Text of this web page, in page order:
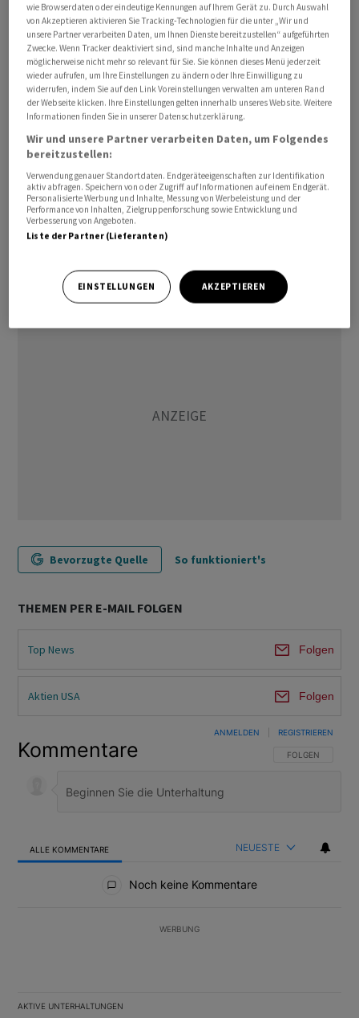
Die Papiere des New Yorker UnternehmensCorning
stiegen im frühen US-Handel um sieben Prozent.
Corningsoll über mehrere Jahre Glasfaserkabel und
dazugehörige Komponenten für ‌den Ausbau ⁠der
Rechenzentren vonAmazonin den USA liefern, wie die
beiden Firmen mitteilten.
Durch die Investition sollen 1000 neue Arbeitsplätze in
den Corning-Produktionsstätten im US-Bundesstaat
North Carolina geschaffen ⁠werden. Der Aktienkurs des
Unternehmens hat sich in diesem Jahr bereits mehr als
verdoppelt.
(Reuters)
Bevorzugte Quelle So funktioniert's
THEMEN PER E-MAIL FOLGEN
Top News Folgen
Aktien USA Folgen
Kommentare FOLGE DIESER
FOLGEN
ANMELDEN REGISTRIEREN
ALLE KOMMENTARE NEUESTE
Noch keine Kommentare
WERBUNG
AKTIVE UNTERHALTUNGEN
wie Browserdaten oder eindeutige Kennungen auf Ihrem Gerät zu. Durch Auswahl
von Akzeptieren aktivieren Sie Tracking-Technologien für die unter „Wir und
unsere Partner verarbeiten Daten, um Ihnen Dienste bereitzustellen“ aufgeführten
Zwecke. Wenn Tracker deaktiviert sind, sind manche Inhalte und Anzeigen
möglicherweise nicht mehr so relevant für Sie. Sie können dieses Menü jederzeit
wieder aufrufen, um Ihre Einstellungen zu ändern oder Ihre Einwilligung zu
widerrufen, indem Sie auf den Link Voreinstellungen verwalten am unteren Rand
der Webseite klicken. Ihre Einstellungen gelten innerhalb unseres Website. Weitere
Informationen finden Sie in unserer Datenschutzerklärung.
Wir und unsere Partner verarbeiten Daten, um Folgendes
bereitzustellen:
Verwendung genauer Standortdaten. Endgeräteeigenschaften zur Identifikation
aktiv abfragen. Speichern von oder Zugriff auf Informationen auf einem Endgerät.
Personalisierte Werbung und Inhalte, Messung von Werbeleistung und der
Performance von Inhalten, Zielgruppenforschung sowie Entwicklung und
Verbesserung von Angeboten.
Liste der Partner (Lieferanten)
EINSTELLUNGEN AKZEPTIEREN